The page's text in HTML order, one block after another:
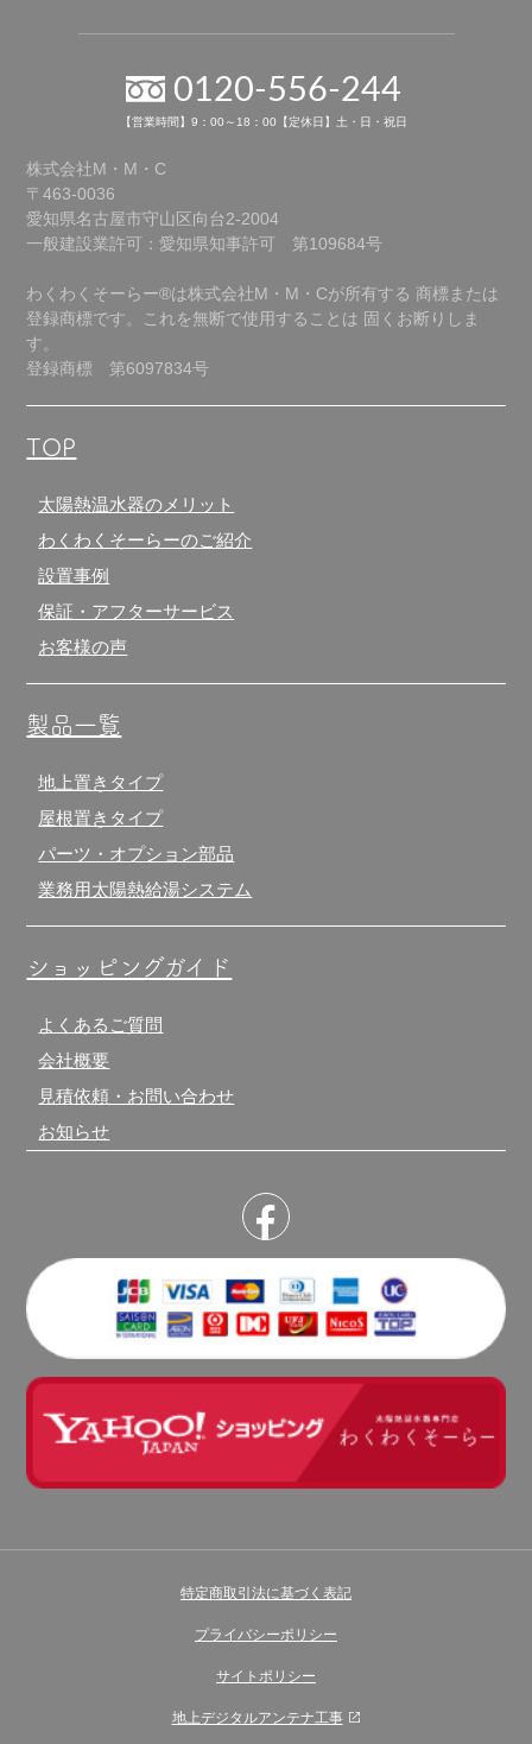
0120-556-244
【営業時間】9：00～18：00【定休日】土・日・祝日
株式会社M・M・C
〒463-0036
愛知県名古屋市守山区向台2-2004
一般建設業許可：愛知県知事許可 第109684号
わくわくそーらー®は株式会社M・M・Cが所有する 商標または
登録商標です。これを無断で使用することは 固くお断りしま
す。
登録商標 第6097834号
TOP
太陽熱温水器のメリット
わくわくそーらーのご紹介
設置事例
保証・アフターサービス
お客様の声
製品一覧
地上置きタイプ
屋根置きタイプ
パーツ・オプション部品
業務用太陽熱給湯システム
ショッピングガイド
よくあるご質問
会社概要
見積依頼・お問い合わせ
お知らせ
特定商取引法に基づく表記
プライバシーポリシー
サイトポリシー
地上デジタルアンテナ工事